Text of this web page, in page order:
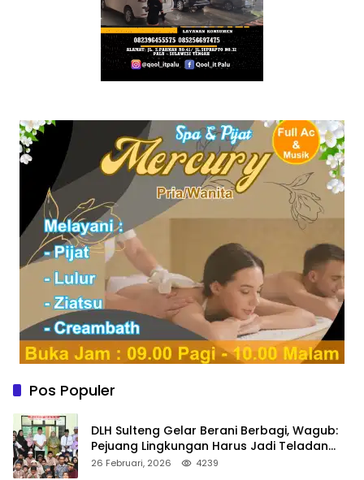
Pos Populer
DLH Sulteng Gelar Berani Berbagi, Wagub:
Pejuang Lingkungan Harus Jadi Teladan
Kepedulian
26 Februari, 2026 4239